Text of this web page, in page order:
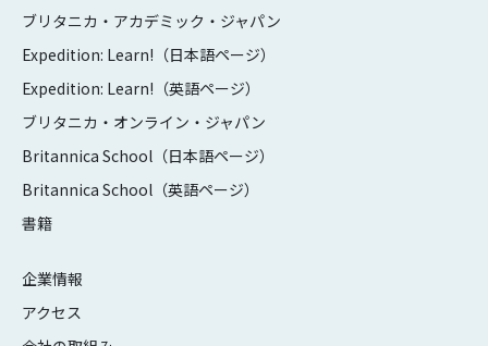
ブリタニカ・アカデミック・ジャパン
Expedition: Learn!（日本語ページ）
Expedition: Learn!（英語ページ）
ブリタニカ・オンライン・ジャパン
Britannica School（日本語ページ）
Britannica School（英語ページ）
書籍
企業情報
アクセス